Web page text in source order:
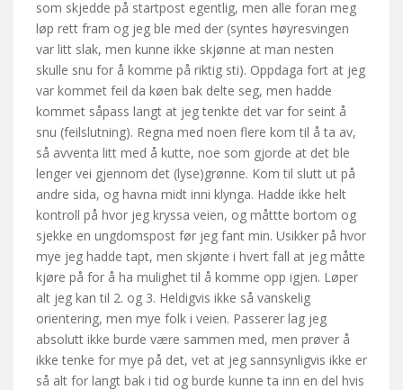
som skjedde på startpost egentlig, men alle foran meg
løp rett fram og jeg ble med der (syntes høyresvingen
var litt slak, men kunne ikke skjønne at man nesten
skulle snu for å komme på riktig sti). Oppdaga fort at jeg
var kommet feil da køen bak delte seg, men hadde
kommet såpass langt at jeg tenkte det var for seint å
snu (feilslutning). Regna med noen flere kom til å ta av,
så avventa litt med å kutte, noe som gjorde at det ble
lenger vei gjennom det (lyse)grønne. Kom til slutt ut på
andre sida, og havna midt inni klynga. Hadde ikke helt
kontroll på hvor jeg kryssa veien, og måttte bortom og
sjekke en ungdomspost før jeg fant min. Usikker på hvor
mye jeg hadde tapt, men skjønte i hvert fall at jeg måtte
kjøre på for å ha mulighet til å komme opp igjen. Løper
alt jeg kan til 2. og 3. Heldigvis ikke så vanskelig
orientering, men mye folk i veien. Passerer lag jeg
absolutt ikke burde være sammen med, men prøver å
ikke tenke for mye på det, vet at jeg sannsynligvis ikke er
så alt for langt bak i tid og burde kunne ta inn en del hvis